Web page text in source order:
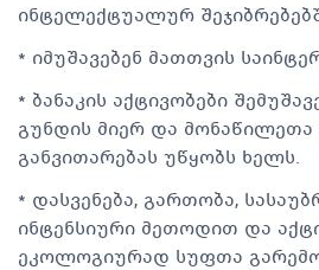
ინტელექტუალურ
* იმუშავებენ მათთვის
* ბანაკის აქტივობები
გუნდის მიერ და მონაწილეთა
განვითარებას უწყობს ხელს.
* დასვენება, გართობა,
ინტენსიური მეთოდით და
ეკოლოგიურად სუფთა